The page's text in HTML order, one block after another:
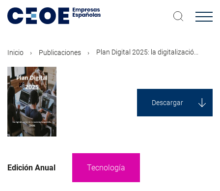
contenido
Inicio Publicaciones Plan Digital 2025: la digitalizació...
Descargar
Edición Anual Tecnología